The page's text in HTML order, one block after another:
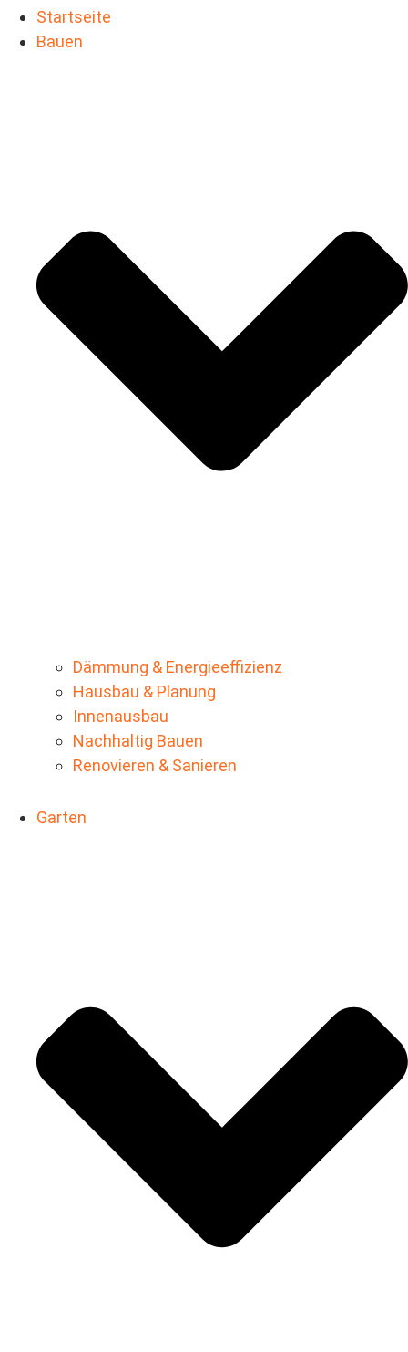
Startseite
Bauen
Dämmung & Energieeffizienz
Hausbau & Planung
Innenausbau
Nachhaltig Bauen
Renovieren & Sanieren
Garten